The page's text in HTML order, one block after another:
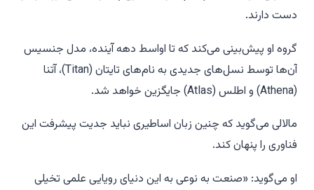
دست دارند.
گروه او پیش‌بینی می‌کند که تا اواسط دهه آینده، مدل جنسیس
آن‌ها توسط نسل‌های جدیدی به نام‌های تایتان (Titan)، آتنا
(Athena) و اطلس (Atlas) جایگزین خواهد شد.
مالالی می‌گوید که چنین زبان اساطیری نباید جدیت پیشرفت این
فناوری را پنهان کند.
او می‌گوید: «صنعت به نوعی به این دنیای رویایی علمی تخیلی